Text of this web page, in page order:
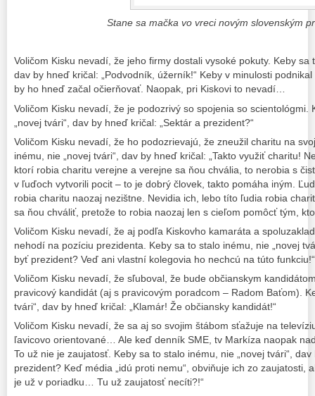
Stane sa mačka vo vreci novým slovenským
Voličom Kisku nevadí, že jeho firmy dostali vysoké pokuty. Keby sa
dav by hneď kričal: „Podvodník, úžerník!“ Keby v minulosti
by ho hneď začal očierňovať. Naopak, pri Kiskovi to nevadí…
Voličom Kisku nevadí, že je podozrivý so spojenia so scientológmi.
„novej tvári“, dav by hneď kričal: „Sektár a prezident?“
Voličom Kisku nevadí, že ho podozrievajú, že zneužil charitu na
inému, nie „novej tvári“, dav by hneď kričal: „Takto využiť charitu!
ktorí robia charitu verejne a verejne sa ňou chvália, to nerobia s
v ľuďoch vytvorili pocit – to je dobrý človek, takto pomáha iným.
robia charitu naozaj nezištne. Nevidia ich, lebo títo ľudia robia
sa ňou chváliť, pretože to robia naozaj len s cieľom pomôcť tým,
Voličom Kisku nevadí, že aj podľa Kiskovho kamaráta a
nehodí na pozíciu prezidenta. Keby sa to stalo inému, nie „novej
byť prezident? Veď ani vlastní kolegovia ho nechcú na túto funkciu!“
Voličom Kisku nevadí, že sľuboval, že bude občianskym
pravicový kandidát (aj s pravicovým poradcom – Radom Baťom).
tvári“, dav by hneď kričal: „Klamár! Že občiansky kandidát!“
Voličom Kisku nevadí, že sa aj so svojim štábom sťažuje na
ľavicovo orientované… Ale keď denník SME, tv Markíza naopak
To už nie je zaujatosť. Keby sa to stalo inému, nie „novej tvári“,
prezident? Keď média „idú proti nemu“, obviňuje ich zo zaujatosti,
je už v poriadku… Tu už zaujatosť necíti?!“